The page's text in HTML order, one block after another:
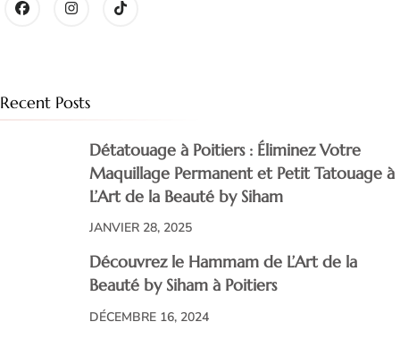
Recent Posts
Détatouage à Poitiers : Éliminez Votre
Maquillage Permanent et Petit Tatouage à
L’Art de la Beauté by Siham
JANVIER 28, 2025
Découvrez le Hammam de L’Art de la
Beauté by Siham à Poitiers
DÉCEMBRE 16, 2024